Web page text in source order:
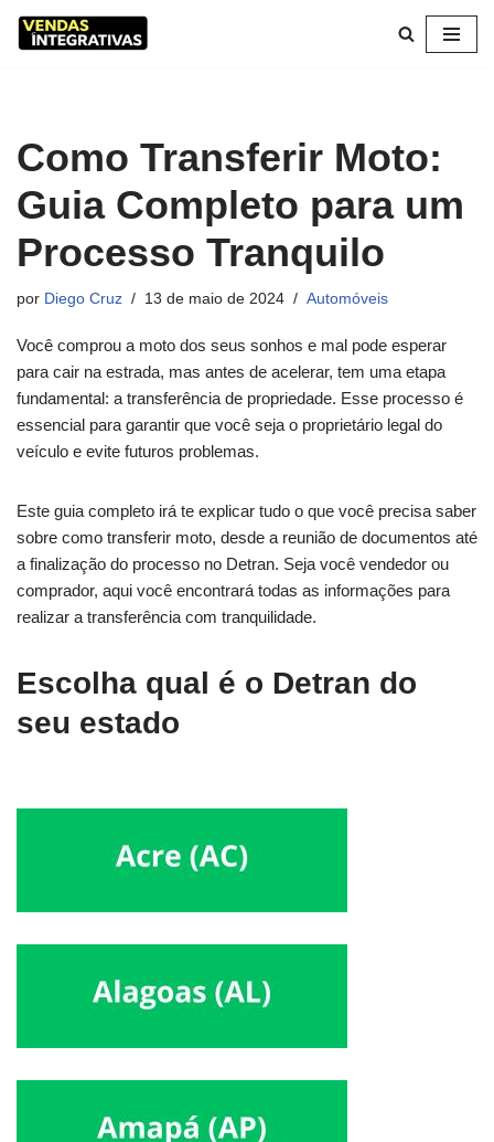
Como Transferir Moto:
Guia Completo para um
Processo Tranquilo
por Diego Cruz 13 de maio de 2024 Automóveis
Você comprou a moto dos seus sonhos e mal pode esperar
para cair na estrada, mas antes de acelerar, tem uma etapa
fundamental: a transferência de propriedade. Esse processo é
essencial para garantir que você seja o proprietário legal do
veículo e evite futuros problemas.
Este guia completo irá te explicar tudo o que você precisa saber
sobre como transferir moto, desde a reunião de documentos até
a finalização do processo no Detran. Seja você vendedor ou
comprador, aqui você encontrará todas as informações para
realizar a transferência com tranquilidade.
Escolha qual é o Detran do
seu estado